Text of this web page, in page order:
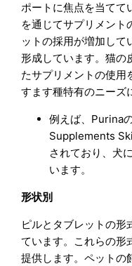
ポートに焦点を当てて
を通じてサプリメント
ットの採用が増加して
形成しています。猫の
たサプリメントの使用
すます種特有のニーズ
例えば、Purina
Supplements
されており、犬
います。
形状別
ピルとタブレットの形
ています。これらの形
提供します。ペットの